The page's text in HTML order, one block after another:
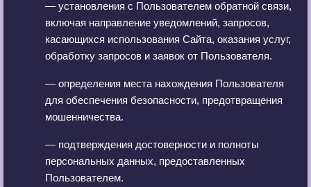
— установления с Пользователем обратной связи,
включая направление уведомлений, запросов,
касающихся использования Сайта, оказания услуг,
обработку запросов и заявок от Пользователя.
— определения места нахождения Пользователя
для обеспечения безопасности, предотвращения
мошенничества.
— подтверждения достоверности и полноты
персональных данных, предоставленных
Пользователем.